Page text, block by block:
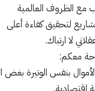
مع الظروف العالمية
لتحقيق كفاءة أعلى
لا ارتباك.
معكم:
بنفس الوتيرة بغض